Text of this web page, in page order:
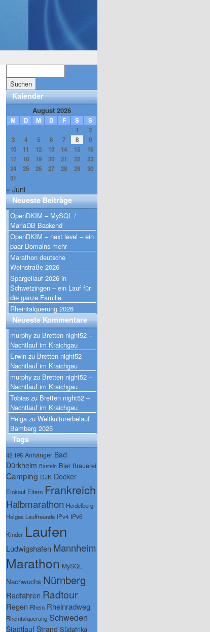
Kalender
August 2026
M D M D F S
S
1
2
3
4 5 6 7 8
9
10
11 12 13 14 15
16
17
18 19 20 21 22
23
24
25 26 27 28 29
30
31
« Juni
Neueste Beiträge
OpenDKIM – MySQL /
MariaDB Backend
OpenDKIM – next level – ein
paar Domains mehr
Marathon deutsche
Weinstraße 2026
Spargellauf 2026 in
Schwetzingen – ein Lauf für
die ganze Familie
Rheintalquerung 2026
Neueste Kommentare
murphy zu Bretten night52 –
Nachtlauf im Kraichgau
Erwin zu Bretten night52 –
Nachtlauf im Kraichgau
murphy zu Bretten night52 –
Nachtlauf im Kraichgau
Tobias zu Bretten night52 –
Nachtlauf im Kraichgau
Helga zu Weltkulturerbelauf
Bamberg 2025
Tags
42.195 Anhänger Bad
Dürkheim Basteln Bier Brauerei
Camping DJK Docker
Einkauf Eltern Frankreich
Halbmarathon Heidelberg
Helgas Lauffreunde IPv4 IPv6
Kinder Laufen
Ludwigshafen Mannheim
Marathon MySQL
Nachwuchs Nürnberg
Radfahren Radtour
Regen Rhein Rheinradweg
Rheintalquerung Schweden
Stadtlauf Strand Südafrika